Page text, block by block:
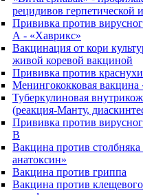
рецидивов герпетической
Прививка против
А - «Хаврикс»
Вакцинация от кори
живой коревой вакциной
Прививка против краснухи
Менингококковая вакцина
Туберкулиновая
(реакция-Манту,
Прививка против
В
Вакцина против
анатоксин»
Вакцина против гриппа
Вакцина против клещевого